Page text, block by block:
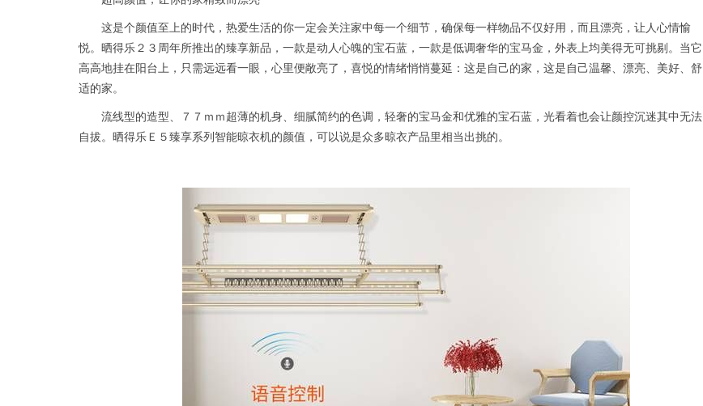
这是个颜值至上的时代，热爱生活的你一定会关注家中每一个细节，确保每一样物品不仅好用，而且漂亮，让人心情愉
悦。晒得乐２３周年所推出的臻享新品，一款是动人心魄的宝石蓝，一款是低调奢华的宝马金，外表上均美得无可挑剔。当它
高高地挂在阳台上，只需远远看一眼，心里便敞亮了，喜悦的情绪悄悄蔓延：这是自己的家，这是自己温馨、漂亮、美好、舒
适的家。
流线型的造型、７７ｍｍ超薄的机身、细腻简约的色调，轻奢的宝马金和优雅的宝石蓝，光看着也会让颜控沉迷其中无法
自拔。晒得乐Ｅ５臻享系列智能晾衣机的颜值，可以说是众多晾衣产品里相当出挑的。